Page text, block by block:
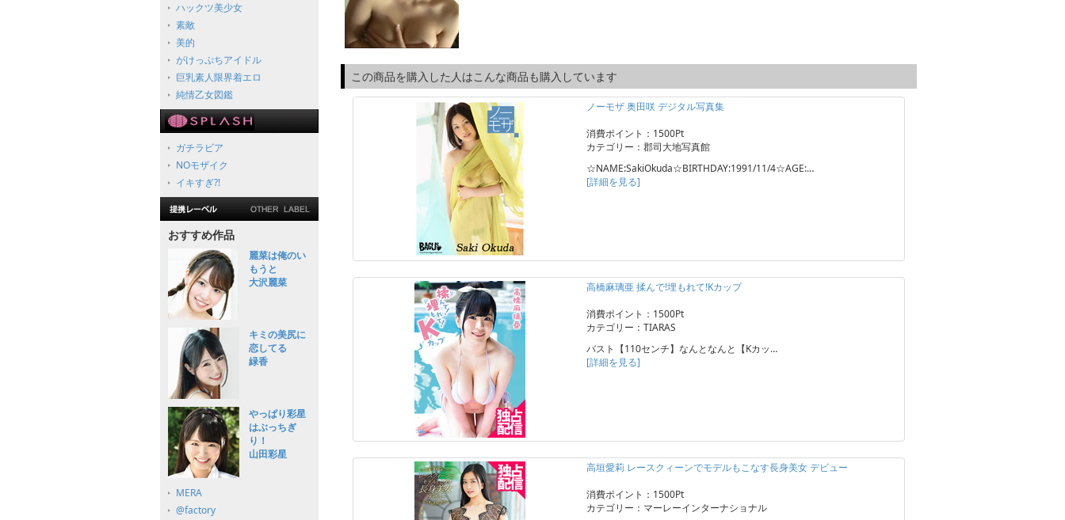
ハックツ美少女
素敵
美的
がけっぷちアイドル
巨乳素人限界着エロ
純情乙女図鑑
ガチラビア
NOモザイク
イキすぎ?!
おすすめ作品
麗菜は俺のい
もうと
大沢麗菜
キミの美尻に
恋してる
緑香
やっぱり彩星
はぶっちぎ
り！
山田彩星
MERA
@factory
この商品を購入した人はこんな商品も購入しています
ノーモザ 奥田咲 デジタル写真集
消費ポイント：1500Pt
カテゴリー：郡司大地写真館
☆NAME:SakiOkuda☆BIRTHDAY:1991/11/4☆AGE:…
[詳細を見る]
高橋麻璃亜 揉んで!埋もれて!Kカップ
消費ポイント：1500Pt
カテゴリー：TIARAS
バスト【110センチ】なんとなんと【Kカッ…
[詳細を見る]
高垣愛莉 レースクィーンでモデルもこなす長身美女 デビュー
消費ポイント：1500Pt
カテゴリー：マーレーインターナショナル